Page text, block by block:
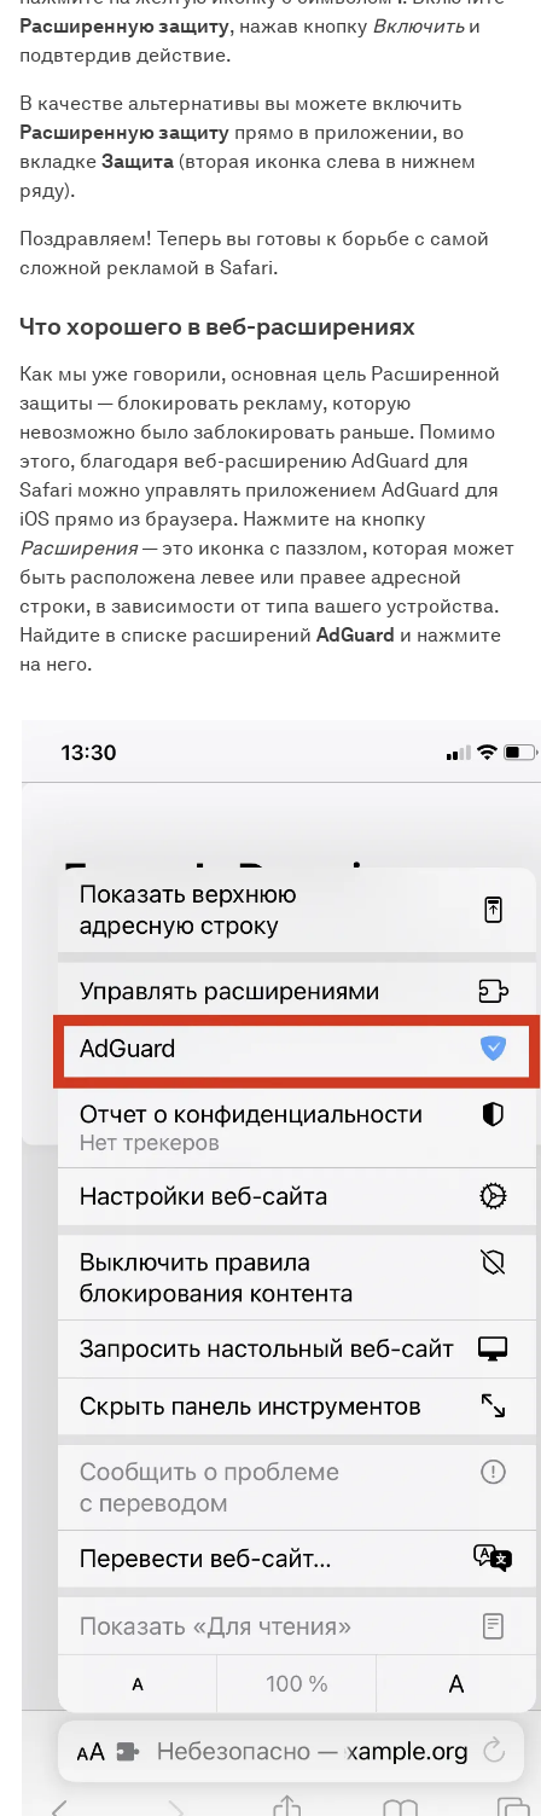
Расширенную защиту, нажав кнопку Включитьи
подвтердив действие.
В качестве альтернативы вы можете включить
Расширенную защиту прямо в приложении, во
вкладке Защита (вторая иконка слева в нижнем
ряду).
Поздравляем! Теперь вы готовы к борьбе с самой
сложной рекламой в Safari.
Что хорошего в веб-расширениях
Как мы уже говорили, основная цель Расширенной
защиты — блокировать рекламу, которую
невозможно было заблокировать раньше. Помимо
этого, благодаря веб-расширению AdGuard для
Safari можно управлять приложением AdGuard для
iOS прямо из браузера. Нажмите на кнопку
Расширения— это иконка с паззлом, которая может
быть расположена левее или правее адресной
строки, в зависимости от типа вашего устройства.
Найдите в списке расширений AdGuard и нажмите
на него.